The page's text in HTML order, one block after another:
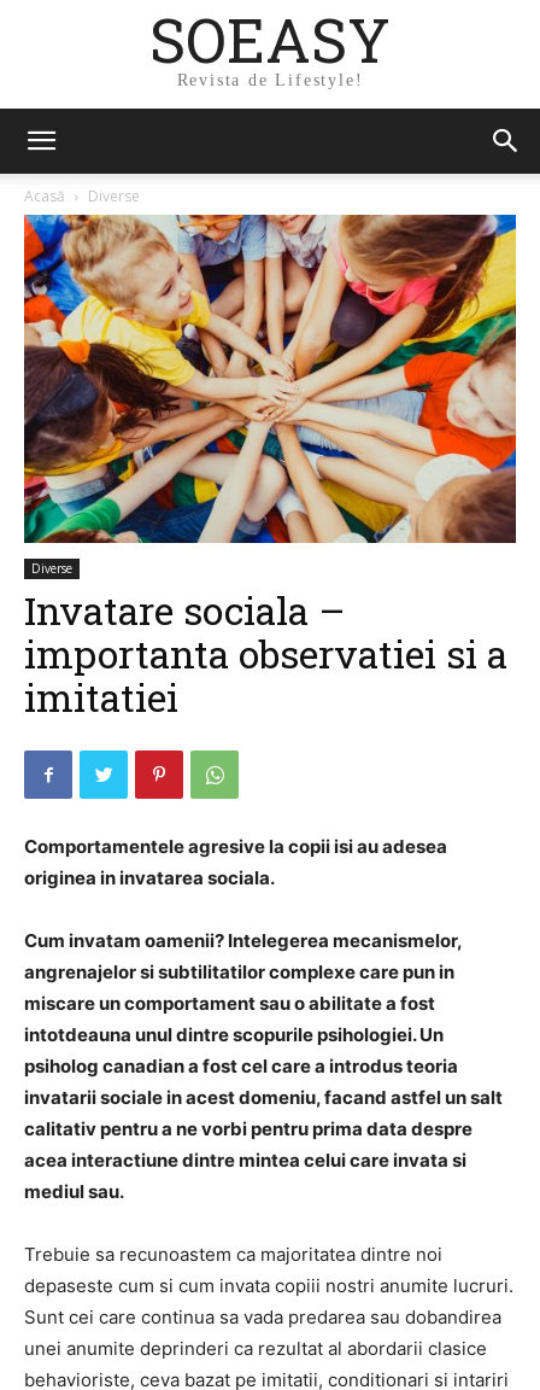
SOEASY
Revista de Lifestyle!
Acasă Diverse
Diverse
Invatare sociala –
importanta observatiei si a
imitatiei
Comportamentele agresive la copii isi au adesea
originea in invatarea sociala.
Cum invatam oamenii? Intelegerea mecanismelor,
angrenajelor si subtilitatilor complexe care pun in
miscare un comportament sau o abilitate a fost
intotdeauna unul dintre scopurile psihologiei. Un
psiholog canadiana fost cel care a introdus teoria
invatarii sociale in acest domeniu, facand astfel un salt
calitativ pentru a ne vorbi pentru prima data despre
acea interactiune dintre mintea celui care invata si
mediul sau.
Trebuie sa recunoastem ca majoritatea dintre noi
depaseste cum si cum invata copiii nostri anumite lucruri.
Sunt cei care continua sa vada predarea sau dobandirea
unei anumite deprinderi ca rezultat al abordarii clasice
behavioriste, ceva bazat pe imitatii, conditionari si intariri